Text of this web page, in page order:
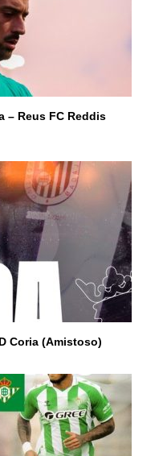
– Reus FC Reddis
Coria (Amistoso)